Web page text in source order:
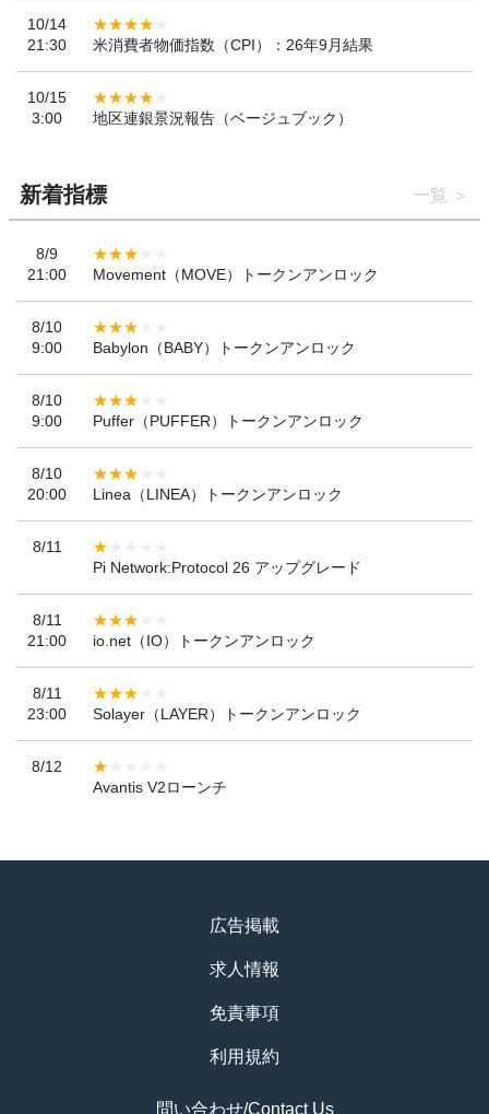
10/14
21:30
米消費者物価指数（CPI）：26年9月結果
10/15
3:00
地区連銀景況報告（ベージュブック）
新着指標 一覧
8/9
21:00
Movement（MOVE）トークンアンロック
8/10
9:00
Babylon（BABY）トークンアンロック
8/10
9:00
Puffer（PUFFER）トークンアンロック
8/10
20:00
Linea（LINEA）トークンアンロック
8/11
Pi Network:Protocol 26 アップグレード
8/11
21:00
io.net（IO）トークンアンロック
8/11
23:00
Solayer（LAYER）トークンアンロック
8/12
Avantis V2ローンチ
広告掲載
求人情報
免責事項
利用規約
問い合わせ/Contact Us